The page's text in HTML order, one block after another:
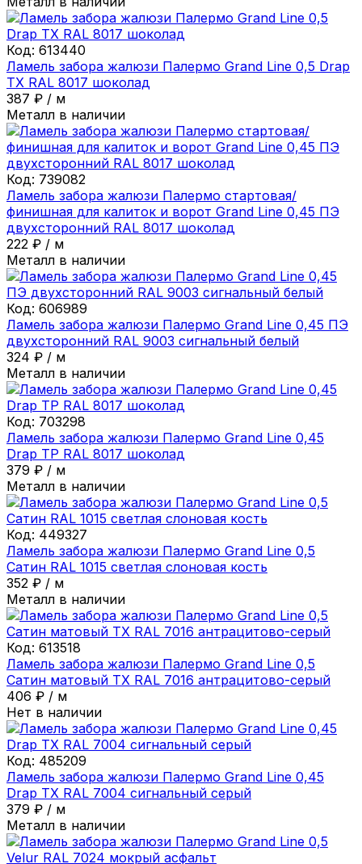
Код: 613440
Ламель забора жалюзи Палермо Grand Line 0,5 Drap
ТХ RAL 8017 шоколад
387 ₽ / м
Металл в наличии
Код: 739082
Ламель забора жалюзи Палермо стартовая/
финишная для калиток и ворот Grand Line 0,45 ПЭ
двухсторонний RAL 8017 шоколад
222 ₽ / м
Металл в наличии
Код: 606989
Ламель забора жалюзи Палермо Grand Line 0,45 ПЭ
двухсторонний RAL 9003 сигнальный белый
324 ₽ / м
Металл в наличии
Код: 703298
Ламель забора жалюзи Палермо Grand Line 0,45
Drap ТР RAL 8017 шоколад
379 ₽ / м
Металл в наличии
Код: 449327
Ламель забора жалюзи Палермо Grand Line 0,5
Сатин RAL 1015 светлая слоновая кость
352 ₽ / м
Металл в наличии
Код: 613518
Ламель забора жалюзи Палермо Grand Line 0,5
Сатин матовый ТХ RAL 7016 антрацитово-серый
406 ₽ / м
Нет в наличии
Код: 485209
Ламель забора жалюзи Палермо Grand Line 0,45
Drap ТХ RAL 7004 сигнальный серый
379 ₽ / м
Металл в наличии